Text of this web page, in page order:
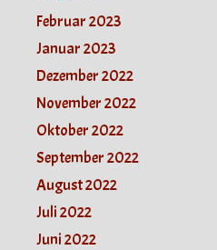
Februar 2023
Januar 2023
Dezember 2022
November 2022
Oktober 2022
September 2022
August 2022
Juli 2022
Juni 2022